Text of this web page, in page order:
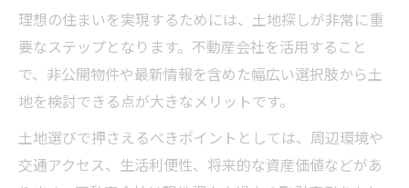
理想の住まいを実現するためには、土地探しが非常に重
要なステップとなります。不動産会社を活用すること
で、非公開物件や最新情報を含めた幅広い選択肢から土
地を検討できる点が大きなメリットです。
土地選びで押さえるべきポイントとしては、周辺環境や
交通アクセス、生活利便性、将来的な資産価値などがあ